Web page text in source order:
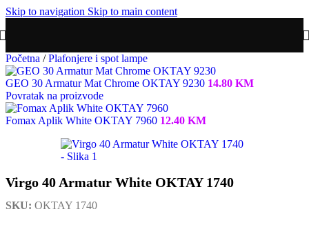
Skip to navigation Skip to main content
Početna / Plafonjere i spot lampe
GEO 30 Armatur Mat Chrome OKTAY 9230 14.80 KM
Povratak na proizvode
Fomax Aplik White OKTAY 7960 12.40 KM
Virgo 40 Armatur White OKTAY 1740
SKU: OKTAY 1740